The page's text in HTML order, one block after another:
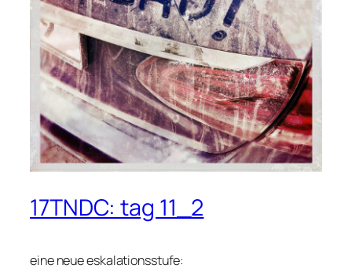
17TNDC: tag 11_2
eine neue eskalationsstufe: